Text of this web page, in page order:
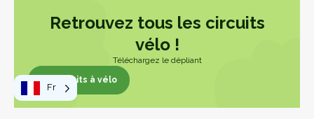
Fr
Retrouvez tous les circuits
vélo !
Téléchargez le dépliant
24 Circuits à vélo